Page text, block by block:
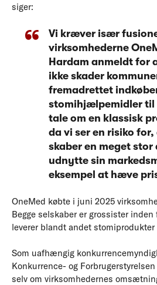
siger:
Vi kræver især
virksomhederne
Hardam anmeldt for
ikke skader
fremadrettet
stomihjælpemidler til
tale om en klassisk
da vi ser en risiko
skaber en meget stor
udnytte sin
eksempel at hæve
OneMed købte i juni 2025
Begge selskaber er grossister
leverer blandt andet
Som uafhængig
Konkurrence- og
selv om virksomhedernes